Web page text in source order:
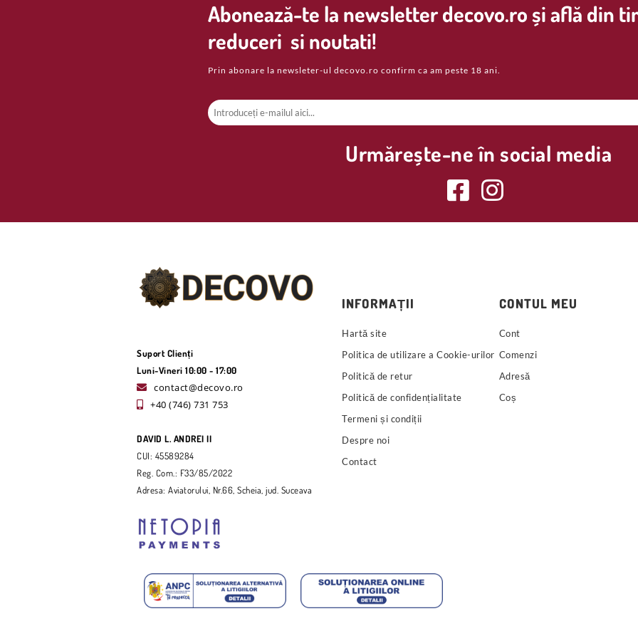
Abonează-te la newsletter decovo.ro și află din
reduceri si noutati!
Prin abonare la newsleter-ul decovo.ro confirm ca am peste 18 ani.
Urmărește-ne în social media
Suport Clienți
Luni-Vineri 10:00 - 17:00
contact@decovo.ro
+40 (746) 731 753
DAVID L. ANDREI II
CUI: 45589284
Reg. Com.: F33/85/2022
Adresa: Aviatorului, Nr.66, Scheia, jud. Suceava
INFORMAȚII
Hartă site
Politica de utilizare a Cookie-urilor
Politică de retur
Politică de confidențialitate
Termeni și condiții
Despre noi
Contact
CONTUL MEU
Cont
Comenzi
Adresă
Coș